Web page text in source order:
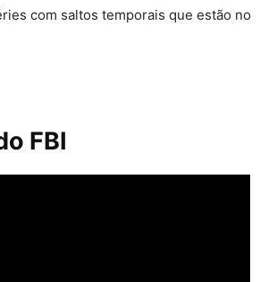
com saltos temporais que estão no
FBI